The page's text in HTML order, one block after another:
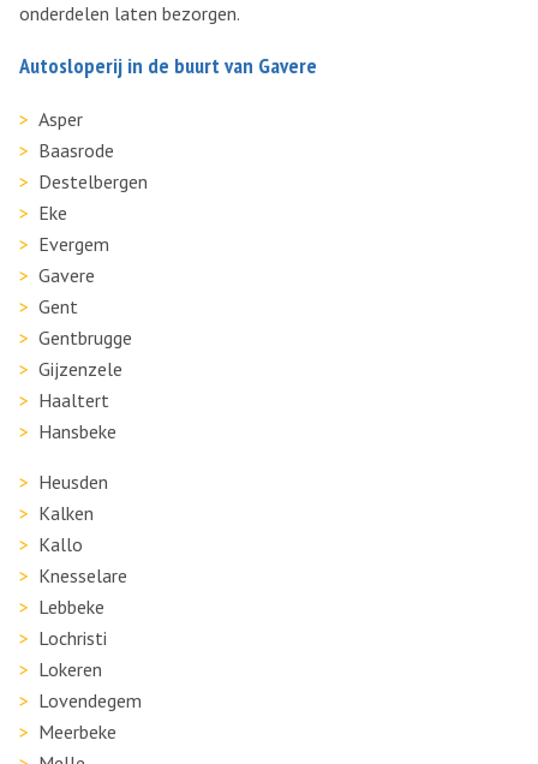
onderdelen laten bezorgen.
Autosloperij in de buurt van Gavere
Asper
Baasrode
Destelbergen
Eke
Evergem
Gavere
Gent
Gentbrugge
Gijzenzele
Haaltert
Hansbeke
Heusden
Kalken
Kallo
Knesselare
Lebbeke
Lochristi
Lokeren
Lovendegem
Meerbeke